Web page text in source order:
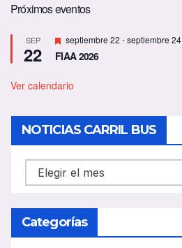
Próximos eventos
SEP
22
D
e
s
a
d
o
septiembre 22 -septiembre 24
FIAA 2026
Ver calendario
NOTICIAS CARRIL BUS
NOTICIAS
CARRIL
BUS
Categorías